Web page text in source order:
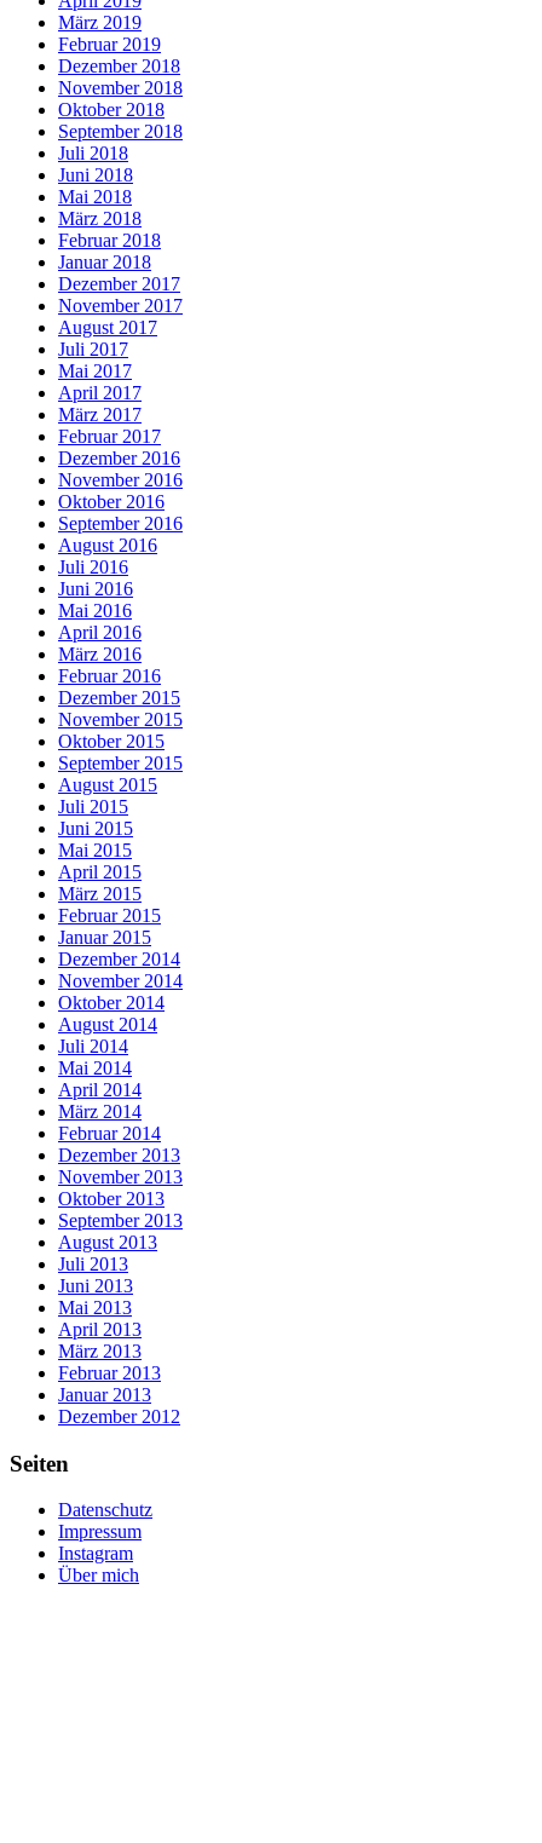
März 2019
Februar 2019
Dezember 2018
November 2018
Oktober 2018
September 2018
Juli 2018
Juni 2018
Mai 2018
März 2018
Februar 2018
Januar 2018
Dezember 2017
November 2017
August 2017
Juli 2017
Mai 2017
April 2017
März 2017
Februar 2017
Dezember 2016
November 2016
Oktober 2016
September 2016
August 2016
Juli 2016
Juni 2016
Mai 2016
April 2016
März 2016
Februar 2016
Dezember 2015
November 2015
Oktober 2015
September 2015
August 2015
Juli 2015
Juni 2015
Mai 2015
April 2015
März 2015
Februar 2015
Januar 2015
Dezember 2014
November 2014
Oktober 2014
August 2014
Juli 2014
Mai 2014
April 2014
März 2014
Februar 2014
Dezember 2013
November 2013
Oktober 2013
September 2013
August 2013
Juli 2013
Juni 2013
Mai 2013
April 2013
März 2013
Februar 2013
Januar 2013
Dezember 2012
Seiten
Datenschutz
Impressum
Instagram
Über mich